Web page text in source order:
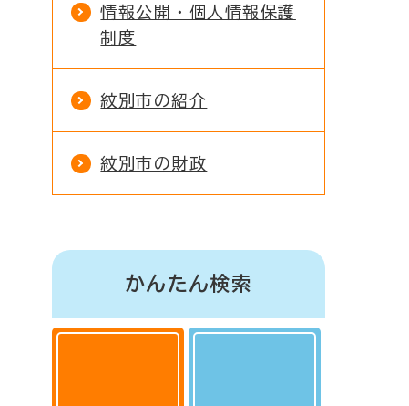
情報公開・個人情報保護
制度
紋別市の紹介
紋別市の財政
かんたん検索